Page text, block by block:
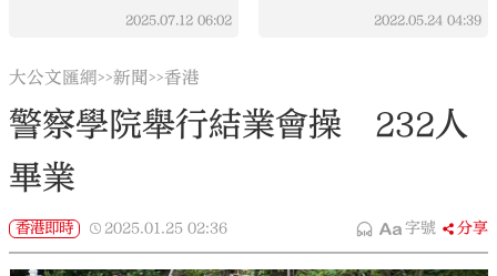
2025.07.12 06:02 2022.05.24 04:39
大公文匯網>>新聞>>香港
警察學院舉行結業會操 232人
畢業
香港即時 2025.01.25 02:36 字號 分享